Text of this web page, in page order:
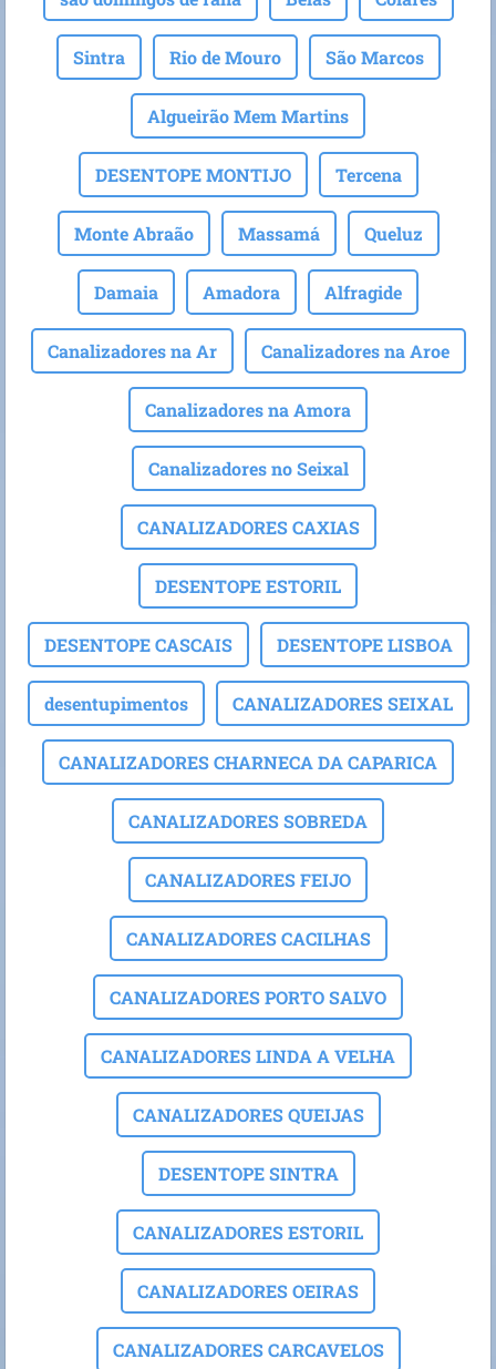
Sintra Rio de Mouro São Marcos
Algueirão Mem Martins
DESENTOPE MONTIJO Tercena
Monte Abraão Massamá Queluz
Damaia Amadora Alfragide
Canalizadores na Ar Canalizadores na Aroe
Canalizadores na Amora
Canalizadores no Seixal
CANALIZADORES CAXIAS
DESENTOPE ESTORIL
DESENTOPE CASCAIS DESENTOPE LISBOA
desentupimentos CANALIZADORES SEIXAL
CANALIZADORES CHARNECA DA CAPARICA
CANALIZADORES SOBREDA
CANALIZADORES FEIJO
CANALIZADORES CACILHAS
CANALIZADORES PORTO SALVO
CANALIZADORES LINDA A VELHA
CANALIZADORES QUEIJAS
DESENTOPE SINTRA
CANALIZADORES ESTORIL
CANALIZADORES OEIRAS
CANALIZADORES CARCAVELOS